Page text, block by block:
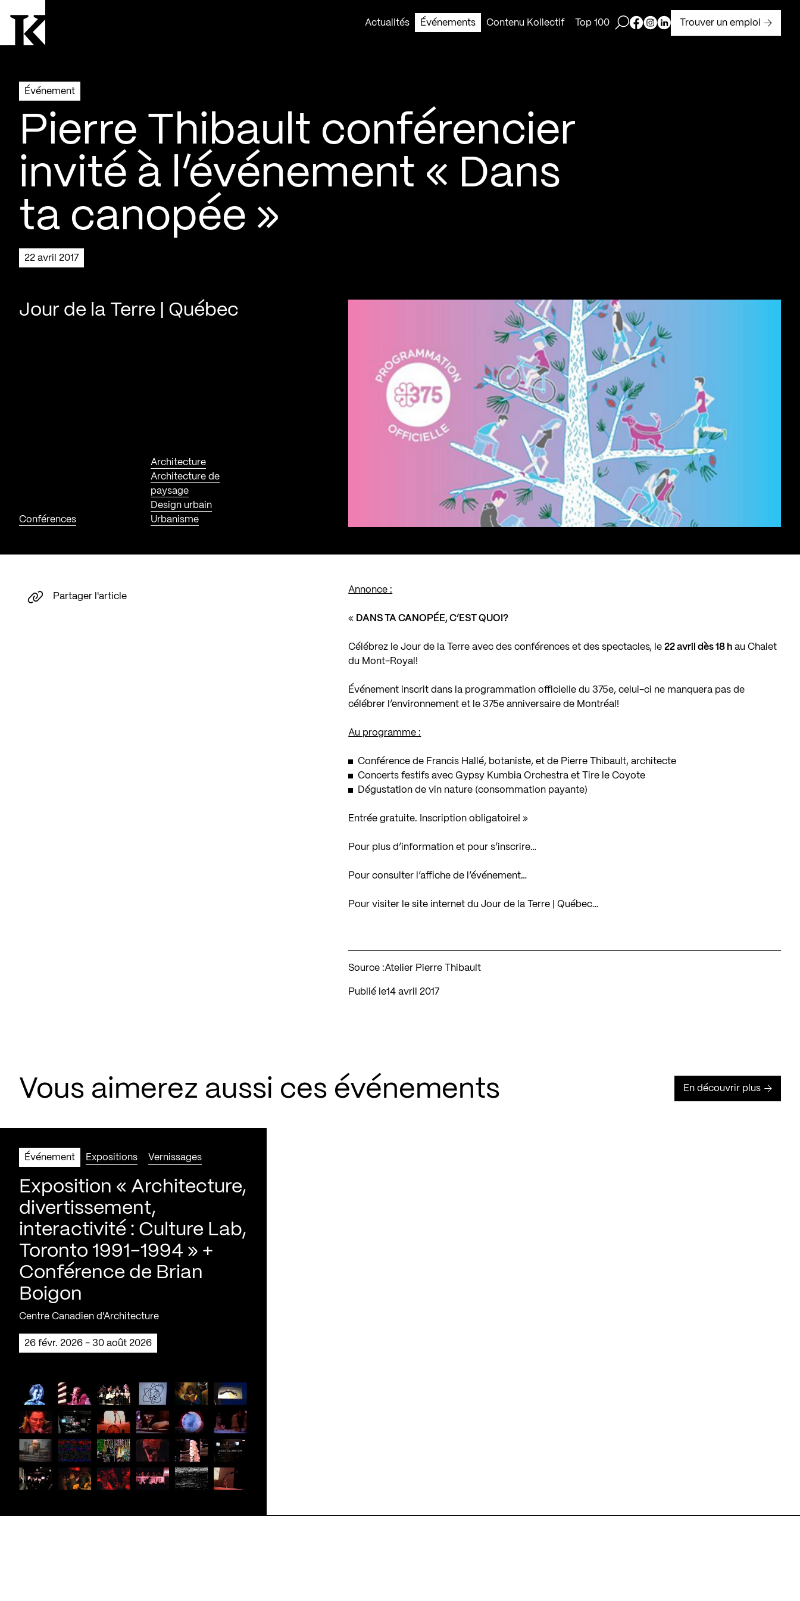
Actualités
Événements Contenu Kollectif Top 100 Ouvrir la barre de recherche
Page Facebook de Kollectif
Page Instagram de Kollectif
Page Linkedin de Kollectif
Trouver un emploi
Événement
Pierre Thibault conférencier
invité à l’événement « Dans
ta canopée »
22 avril 2017
Jour de la Terre | Québec
Conférences
Architecture
Architecture de
paysage
Design urbain
Urbanisme
Annonce :
« DANS TA CANOPÉE, C’EST QUOI?
Célébrez le Jour de la Terre avec des conférences et des spectacles, le22 avril dès 18 h au Chalet
du Mont-Royal!
Événement inscrit dans la programmation officielle du 375e, celui-ci ne manquera pas de
célébrer l’environnement et le 375e anniversaire de Montréal!
Au programme :
Conférence de Francis Hallé, botaniste, et de Pierre Thibault, architecte
Concerts festifs avec Gypsy Kumbia Orchestra et Tire le Coyote
Dégustation de vin nature (consommation payante)
Entrée gratuite. Inscription obligatoire! »
Pour plus d’information et pour s’inscrire…
Pour consulter l’affiche de l’événement…
Pour visiter le site internet du Jour de la Terre | Québec…
Source :Atelier Pierre Thibault
Publié le 14 avril 2017
Partager l'article
Vous aimerez aussi ces événements En découvrir plus
Événement Expositions Vernissages
Exposition « Architecture,
divertissement,
interactivité : Culture Lab,
Toronto 1991-1994 » +
Conférence de Brian
Boigon
Centre Canadien d'Architecture
26 févr. 2026 - 30 août 2026